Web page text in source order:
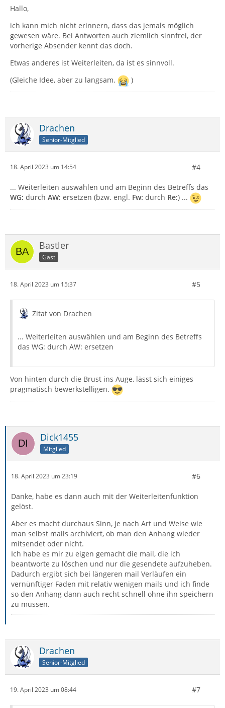
Hallo,
ich kann mich nicht erinnern, dass das jemals möglich
gewesen wäre. Bei Antworten auch ziemlich sinnfrei, der
vorherige Absender kennt das doch.
Etwas anderes ist Weiterleiten, da ist es sinnvoll.
(Gleiche Idee, aber zu langsam.
)
Drachen
Senior-Mitglied
18. April 2023 um 14:54 #4
... Weiterleiten auswählen und am Beginn des Betreffs das
WG: durch AW: ersetzen (bzw. engl. Fw: durch Re:) ...
Bastler
Gast
18. April 2023 um 15:37 #5
Zitat von Drachen
... Weiterleiten auswählen und am Beginn des Betreffs
das WG: durch AW: ersetzen
Von hinten durch die Brust ins Auge, lässt sich einiges
pragmatisch bewerkstelligen.
Dick1455
Mitglied
18. April 2023 um 23:19 #6
Danke, habe es dann auch mit der Weiterleitenfunktion
gelöst.
Aber es macht durchaus Sinn, je nach Art und Weise wie
man selbst mails archiviert, ob man den Anhang wieder
mitsendet oder nicht.
Ich habe es mir zu eigen gemacht die mail, die ich
beantworte zu löschen und nur die gesendete aufzuheben.
Dadurch ergibt sich bei längeren mail Verläufen ein
vernünftiger Faden mit relativ wenigen mails und ich finde
so den Anhang dann auch recht schnell ohne ihn speichern
zu müssen.
Drachen
Senior-Mitglied
19. April 2023 um 08:44 #7